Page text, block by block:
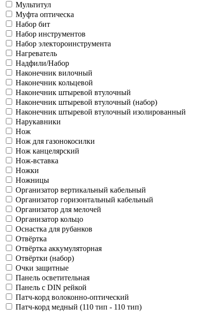
Мультитул
Муфта оптическа
Набор бит
Набор инструментов
Набор электороинструмента
Нагреватель
Надфили/Набор
Наконечник вилочный
Наконечник кольцевой
Наконечник штыревой втулочный
Наконечник штыревой втулочный (набор)
Наконечник штыревой втулочный изолированный
Нарукавники
Нож
Нож для газонокосилки
Нож канцелярский
Нож-вставка
Ножки
Ножницы
Организатор вертикальный кабельный
Организатор горизонтальный кабельный
Организатор для мелочей
Организатор кольцо
Оснастка для рубанков
Отвёртка
Отвёртка аккумуляторная
Отвёртки (набор)
Очки защитные
Панель осветительная
Панель с DIN рейкой
Патч-корд волоконно-оптический
Патч-корд медный (110 тип - 110 тип)